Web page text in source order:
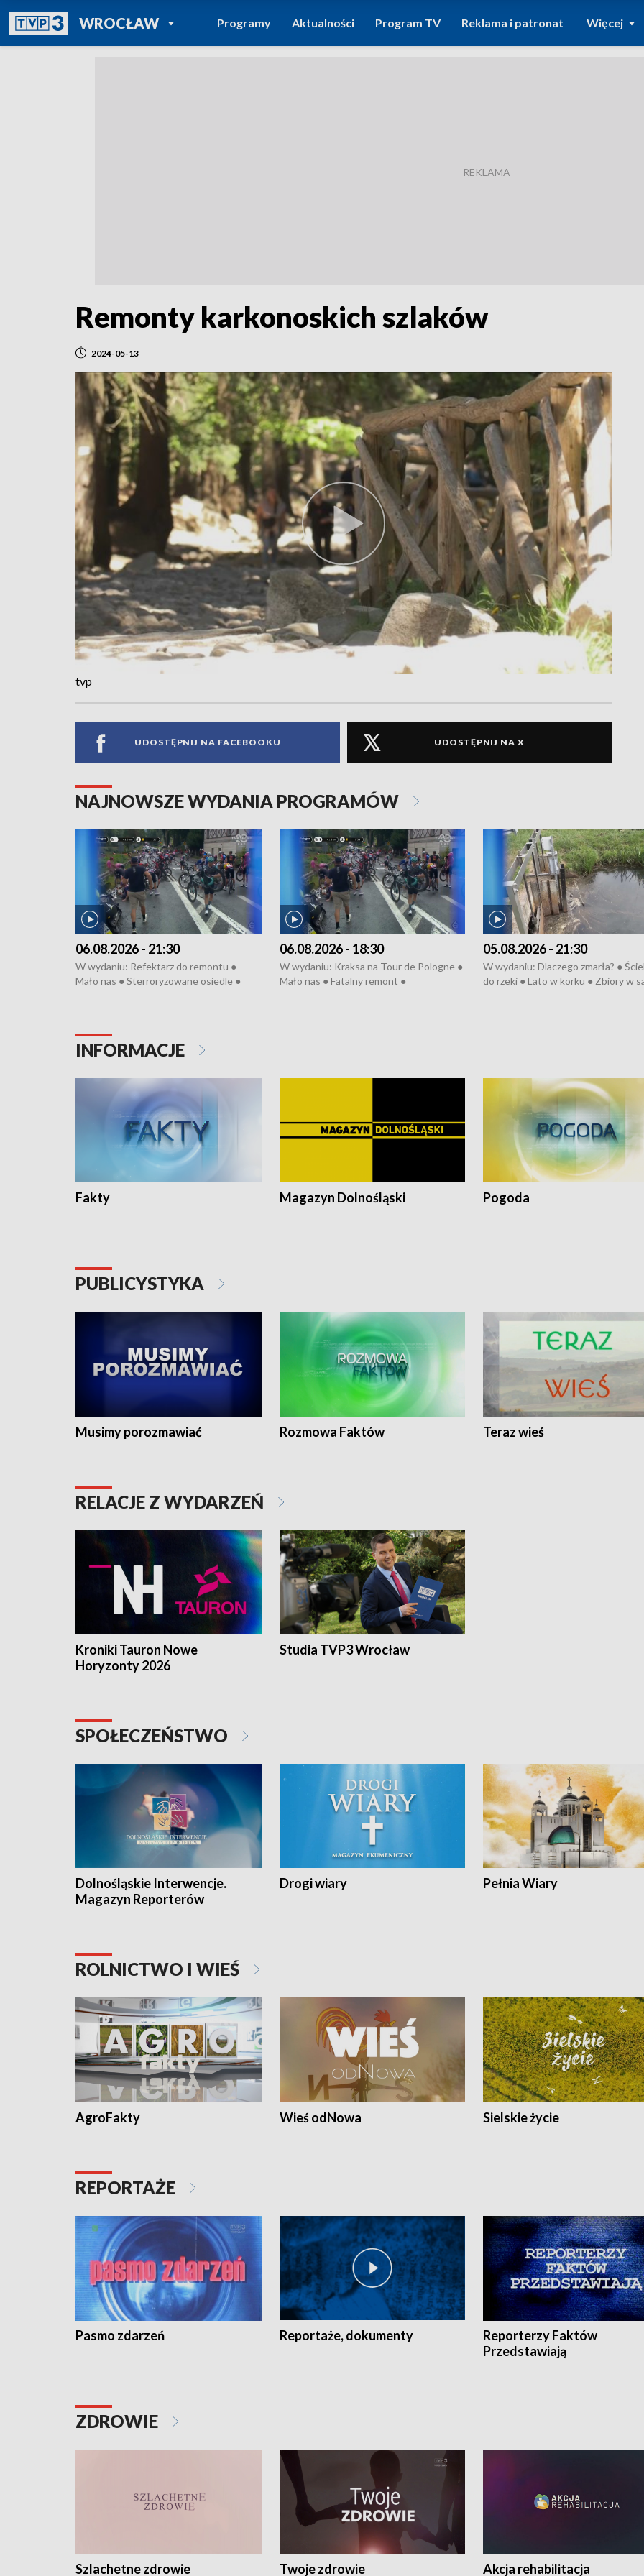
WROCŁAWPOWRÓT DO
TVP REGIONY
Programy Aktualności Program TV Reklama i patronat Więcej
Remonty karkonoskich szlaków
2024-05-13
tvp
UDOSTĘPNIJ NA FACEBOOKU UDOSTĘPNIJ NA X
NAJNOWSZE WYDANIA PROGRAMÓW
06.08.2026 - 21:30
W wydaniu: Refektarz do remontu ●
Mało nas ● Sterroryzowane osiedle ●
Pologne
06.08.2026 - 18:30
W wydaniu: Kraksa na Tour de Pologne ●
Mało nas ● Fatalny remont ●
05.08.2026 - 21:30
W wydaniu: Dlaczego zmarła? ●
do rzeki ● Lato w korku ● Zbiory w
INFORMACJE
Fakty Magazyn Dolnośląski Pogoda
PUBLICYSTYKA
Musimy porozmawiać Rozmowa Faktów Teraz wieś
RELACJE Z WYDARZEŃ
Kroniki Tauron Nowe
Horyzonty 2026
Studia TVP3 Wrocław
SPOŁECZEŃSTWO
Dolnośląskie Interwencje.
Magazyn Reporterów
Drogi wiary Pełnia Wiary
ROLNICTWO I WIEŚ
AgroFakty Wieś odNowa Sielskie życie
REPORTAŻE
Pasmo zdarzeń Reportaże, dokumenty
Reporterzy Faktów
Przedstawiają
ZDROWIE
Szlachetne zdrowie Twoje zdrowie Akcja rehabilitacja